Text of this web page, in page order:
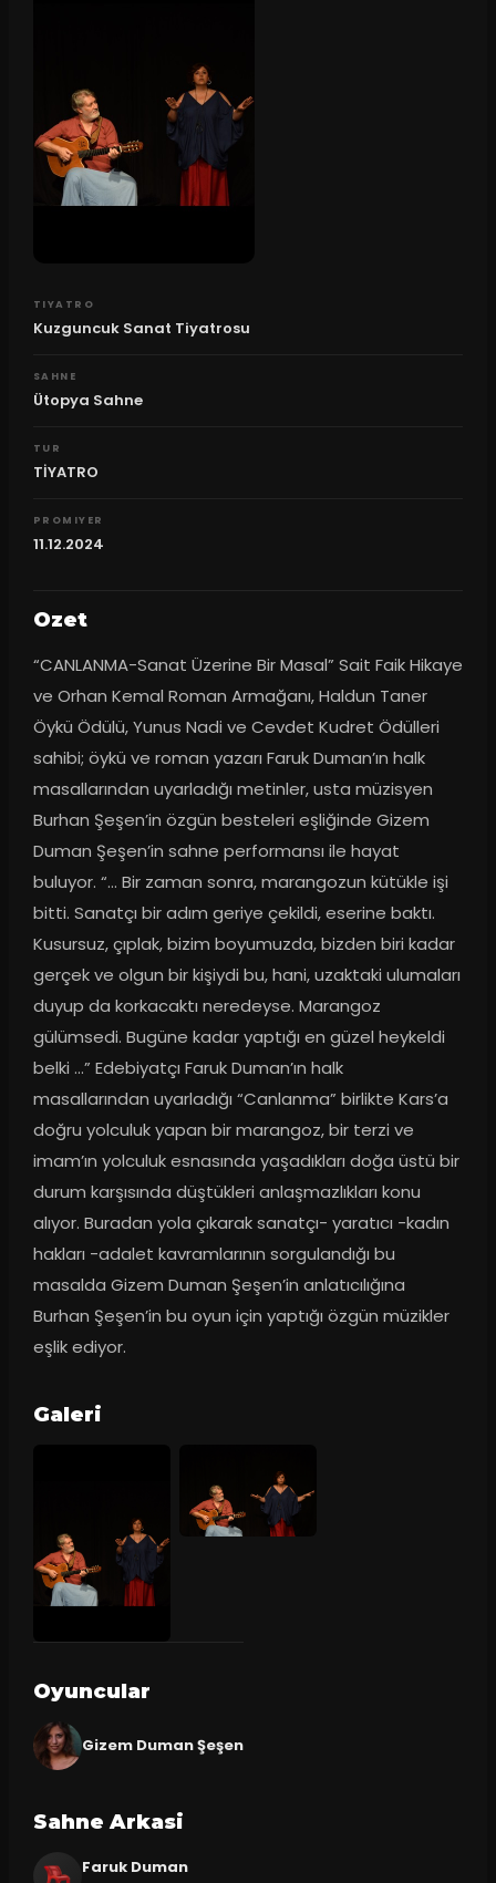
TIYATRO
Kuzguncuk Sanat Tiyatrosu
SAHNE
Ütopya Sahne
TUR
TİYATRO
PROMIYER
11.12.2024
Ozet
“CANLANMA-Sanat Üzerine Bir Masal” Sait Faik Hikaye
ve Orhan Kemal Roman Armağanı, Haldun Taner
Öykü Ödülü, Yunus Nadi ve Cevdet Kudret Ödülleri
sahibi; öykü ve roman yazarı Faruk Duman’ın halk
masallarından uyarladığı metinler, usta müzisyen
Burhan Şeşen’in özgün besteleri eşliğinde Gizem
Duman Şeşen’in sahne performansı ile hayat
buluyor. “… Bir zaman sonra, marangozun kütükle işi
bitti. Sanatçı bir adım geriye çekildi, eserine baktı.
Kusursuz, çıplak, bizim boyumuzda, bizden biri kadar
gerçek ve olgun bir kişiydi bu, hani, uzaktaki ulumaları
duyup da korkacaktı neredeyse. Marangoz
gülümsedi. Bugüne kadar yaptığı en güzel heykeldi
belki …” Edebiyatçı Faruk Duman’ın halk
masallarından uyarladığı “Canlanma” birlikte Kars’a
doğru yolculuk yapan bir marangoz, bir terzi ve
imam’ın yolculuk esnasında yaşadıkları doğa üstü bir
durum karşısında düştükleri anlaşmazlıkları konu
alıyor. Buradan yola çıkarak sanatçı- yaratıcı -kadın
hakları -adalet kavramlarının sorgulandığı bu
masalda Gizem Duman Şeşen’in anlatıcılığına
Burhan Şeşen’in bu oyun için yaptığı özgün müzikler
eşlik ediyor.
Galeri
Oyuncular
Gizem Duman Şeşen
Sahne Arkasi
Faruk Duman